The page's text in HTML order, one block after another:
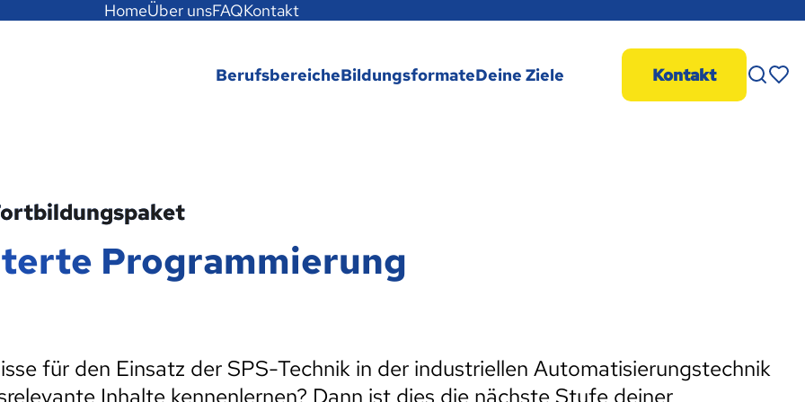
HomeÜber unsFAQKontakt
BerufsbereicheBildungsformateDeine Ziele Kontakt
Programmierung
für den Einsatz der SPS-Technik in der industriellen Automatisierungstechnik
Inhalte kennenlernen? Dann ist dies die nächste Stufe deiner